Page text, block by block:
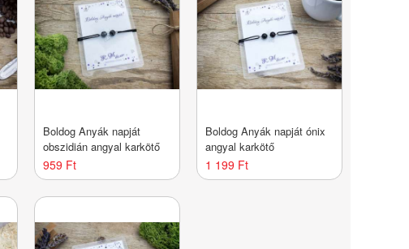
Boldog Anyák napját
obszidián angyal karkötő
959 Ft
Boldog Anyák napját ónix
angyal karkötő
1 199 Ft